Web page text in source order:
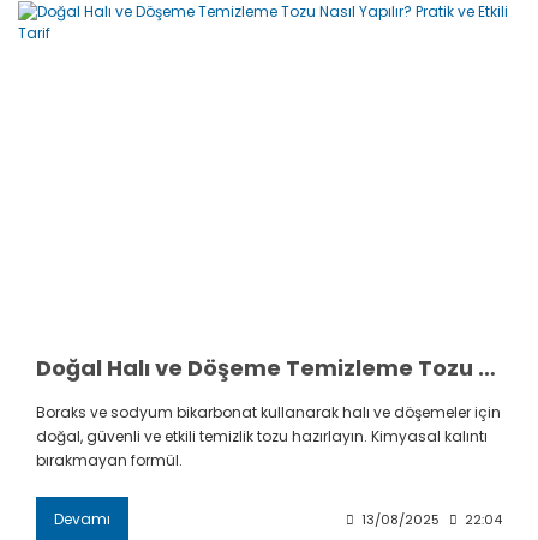
Doğal Halı ve Döşeme Temizleme Tozu Nasıl Yapılır? Pratik ve Etkili Tarif
Boraks ve sodyum bikarbonat kullanarak halı ve döşemeler için
doğal, güvenli ve etkili temizlik tozu hazırlayın. Kimyasal kalıntı
bırakmayan formül.
Devamı 13/08/2025 22:04